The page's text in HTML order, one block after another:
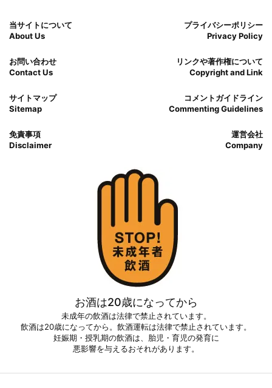
当サイトについて
About Us
プライバシーポリシー
Privacy Policy
お問い合わせ
Contact Us
リンクや著作権について
Copyright and Link
サイトマップ
Sitemap
コメントガイドライン
Commenting Guidelines
免責事項
Disclaimer
運営会社
Company
お酒は20歳になってから
未成年の飲酒は法律で禁止されています。
飲酒は20歳になってから。飲酒運転は法律で禁止されています。
妊娠期・授乳期の飲酒は、胎児・育児の発育に
悪影響を与えるおそれがあります。